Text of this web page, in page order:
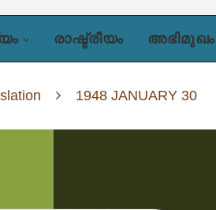
രാഷ്ട്രീയം അഭിമുഖം
1948 JANUARY 30